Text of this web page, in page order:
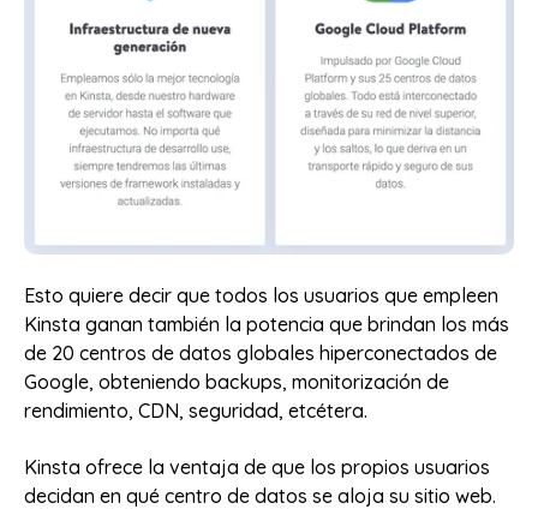
Esto quiere decir que todos los usuarios que empleen
Kinsta ganan también la potencia que brindan los más
de 20 centros de datos globales hiperconectados de
Google, obteniendo backups, monitorización de
rendimiento, CDN, seguridad, etcétera.
Kinsta ofrece la ventaja de que los propios usuarios
decidan en qué centro de datos se aloja su sitio web.